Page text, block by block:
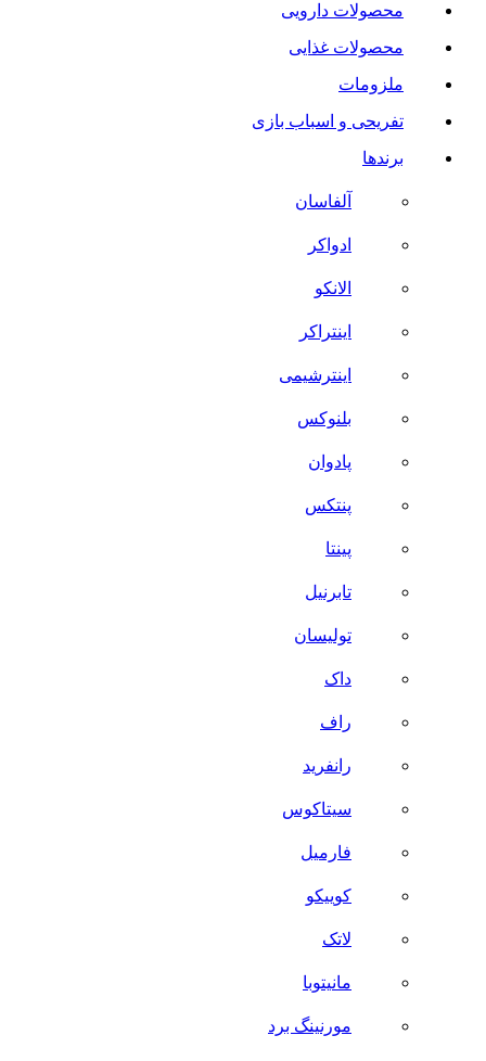
محصولات دارویی
محصولات غذایی
ملزومات
تفریحی و اسباب بازی
برندها
آلفاسان
ادواکر
الانکو
اینتراکر
اینترشیمی
بلنوکس
پادوان
پنتکس
پینتا
تابرنیل
تولیسان
داک
راف
رانفرید
سیتاکوس
فارمیل
کوییکو
لاتک
مانیتوبا
مورنینگ برد